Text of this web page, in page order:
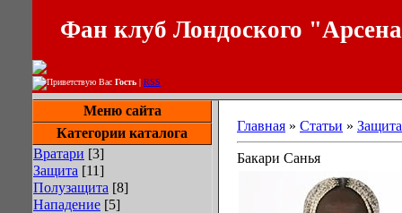
Фан клуб Лондоского
Приветствую Вас Гость | RSS
Меню сайта
Категории каталога
Вратари [3]
Защита [11]
Полузащита [8]
Нападение [5]
Главная » Статьи » Защита
Бакари Санья